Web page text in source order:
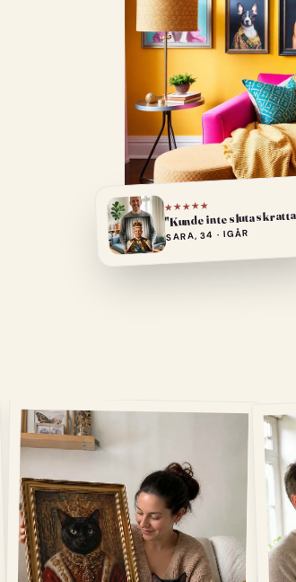
★★★★★
"Kunde inte sluta
SARA, 34 · IGÅR